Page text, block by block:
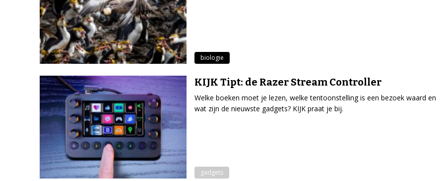
biologie
KIJK Tipt: de Razer Stream Controller
Welke boeken moet je lezen, welke tentoonstelling is een bezoek waard en
wat zijn de nieuwste gadgets? KIJK praat je bij.
gadgets